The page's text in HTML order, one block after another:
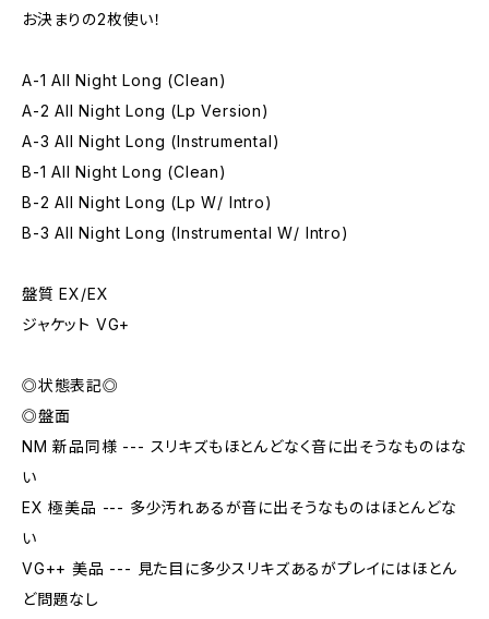
お決まりの2枚使い！
A-1 All Night Long (Clean)
A-2 All Night Long (Lp Version)
A-3 All Night Long (Instrumental)
B-1 All Night Long (Clean)
B-2 All Night Long (Lp W/ Intro)
B-3 All Night Long (Instrumental W/ Intro)
盤質 EX/EX
ジャケット VG+
◎状態表記◎
◎盤面
NM 新品同様 --- スリキズもほとんどなく音に出そうなものはな
い
EX 極美品 --- 多少汚れあるが音に出そうなものはほとんどな
い
VG++ 美品 --- 見た目に多少スリキズあるがプレイにはほとん
ど問題なし